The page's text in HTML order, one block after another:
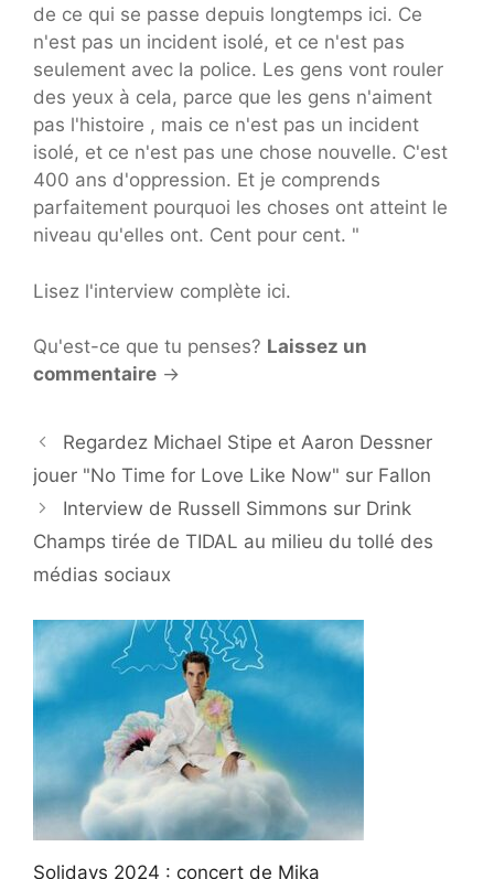
de ce qui se passe depuis longtemps ici. Ce
n'est pas un incident isolé, et ce n'est pas
seulement avec la police. Les gens vont rouler
des yeux à cela, parce que les gens n'aiment
pas l'histoire , mais ce n'est pas un incident
isolé, et ce n'est pas une chose nouvelle. C'est
400 ans d'oppression. Et je comprends
parfaitement pourquoi les choses ont atteint le
niveau qu'elles ont. Cent pour cent. "
Lisez l'interview complète ici.
Qu'est-ce que tu penses? Laissez un
commentaire →
Regardez Michael Stipe et Aaron Dessner
jouer "No Time for Love Like Now" sur Fallon
Interview de Russell Simmons sur Drink
Champs tirée de TIDAL au milieu du tollé des
médias sociaux
Solidays 2024 : concert de Mika